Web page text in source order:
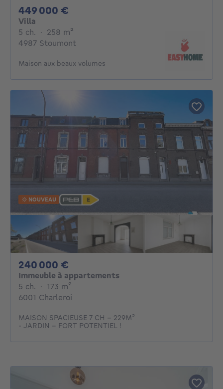
449 000 €
Villa
5 ch. 5 chambres
· 258 m²
4987 Stoumont
Maison aux beaux volumes
NOUVEAU
240 000 €
Immeuble à appartements
5 ch. 5 chambres
· 173 m²
6001 Charleroi
MAISON SPACIEUSE 7 CH - 229M²
- JARDIN - FORT POTENTIEL !